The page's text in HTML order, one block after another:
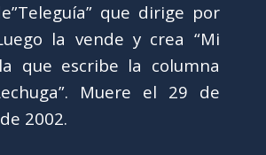
que dirige por
la vende y crea “Mi
que escribe la columna
Muere el 29 de
2002.